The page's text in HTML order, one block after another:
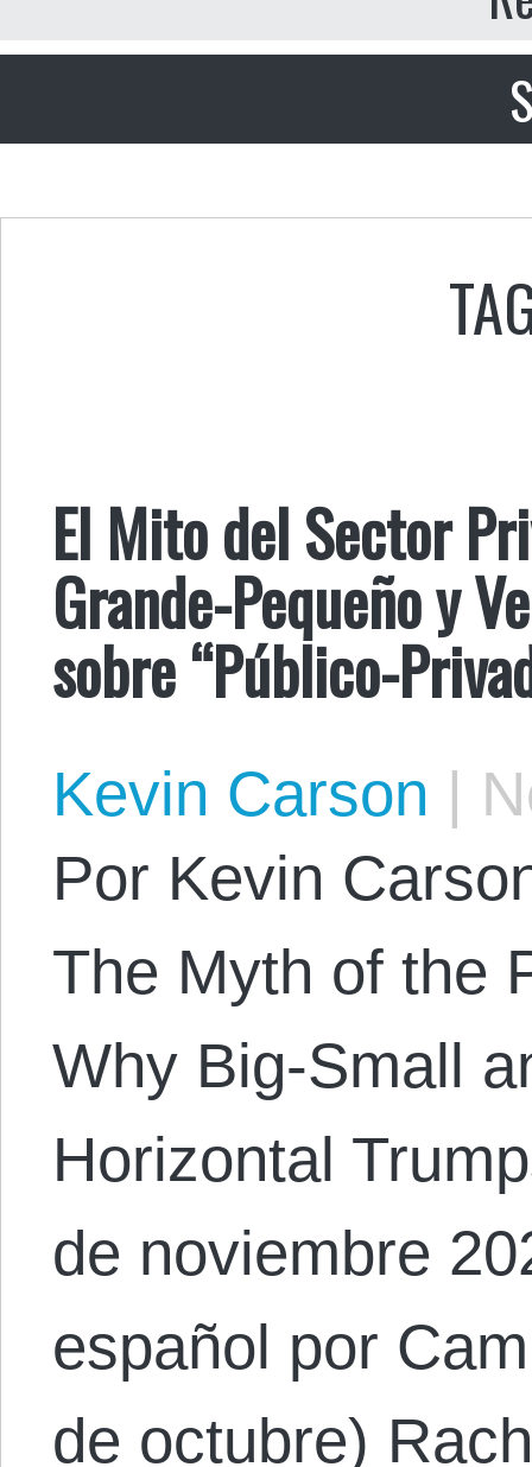
El Mito del Sector
Grande-Pequeño y
sobre “Público-
Kevin Carson |
Por Kevin
The Myth of the
Why Big-Small
Horizontal
de noviembre
español por
de octubre)